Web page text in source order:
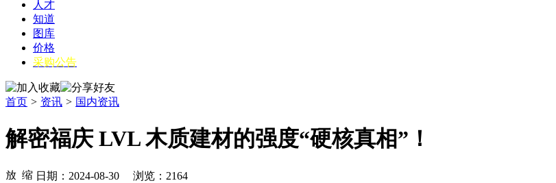
人才
知道
图库
价格
采购公告
首页 > 资讯 > 国内资讯
解密福庆 LVL 木质建材的强度“硬核真相”！
日期：2024-08-30 浏览： 2164